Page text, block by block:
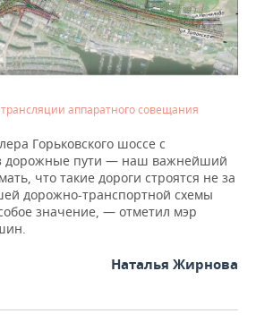
аппаратного совещания
Горьковского шоссе с
дорожные пути — наш важнейший
что такие дороги строятся не за
дорожно-транспортной схемы
значение, — отметил мэр
Наталья Жирнова